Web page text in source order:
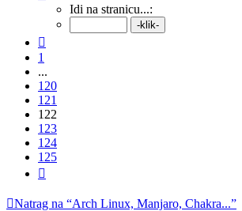
122
125 .
Idi na stranicu...:
1
...
120
121
122
123
124
125
Natrag na “Arch Linux, Manjaro, Chakra...”